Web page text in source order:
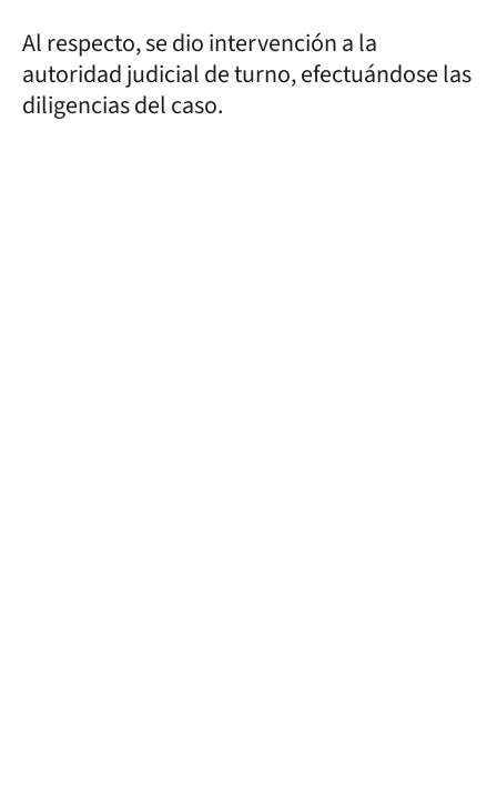
Al respecto, se dio intervención a la
autoridad judicial de turno, efectuándose las
diligencias del caso.